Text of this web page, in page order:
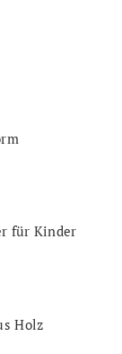
für Kinder
Holz